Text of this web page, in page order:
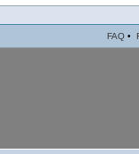
FAQ •